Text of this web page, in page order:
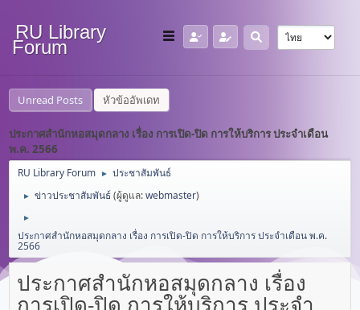
RU Library
Forum
Unread Posts หัวข้ออัพเดท
ประกาศสำนักหอสมุดกลาง เรื่อง การเปิด-ปิด การให้บริการ ประจำเดือน
พ.ค. 2566
RU Library Forum ► ประชาสัมพันธ์
► ข่าวประชาสัมพันธ์(ผู้ดูแล:webmaster)
►
ประกาศสำนักหอสมุดกลาง เรื่อง การเปิด-ปิด การให้บริการ ประจำเดือน พ.ค.
2566
ประกาศสำนักหอสมุดกลาง เรื่อง